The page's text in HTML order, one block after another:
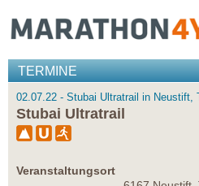
TERMINE
02.07.22 - Stubai Ultratrail in Neustift,
Stubai Ultratrail
Veranstaltungsort